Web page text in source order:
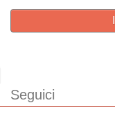
Seguici